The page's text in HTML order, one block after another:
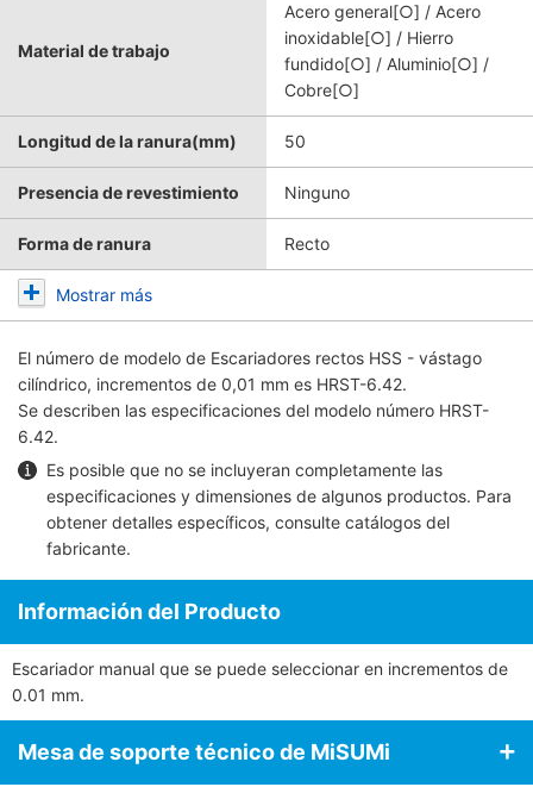
Material de trabajo
Acero general[○] / Acero
inoxidable[○] / Hierro
fundido[○] / Aluminio[○] /
Cobre[○]
Longitud de la ranura(mm) 50
Presencia de revestimiento Ninguno
Forma de ranura Recto
Mostrar más
El número de modelo de Escariadores rectos HSS - vástago
cilíndrico, incrementos de 0,01 mm es HRST-6.42.
Se describen las especificaciones del modelo número HRST-
6.42.
Es posible que no se incluyeran completamente las
especificaciones y dimensiones de algunos productos. Para
obtener detalles específicos, consulte catálogos del
fabricante.
Información del Producto
Escariador manual que se puede seleccionar en incrementos de
0.01 mm.
Mesa de soporte técnico de MiSUMi